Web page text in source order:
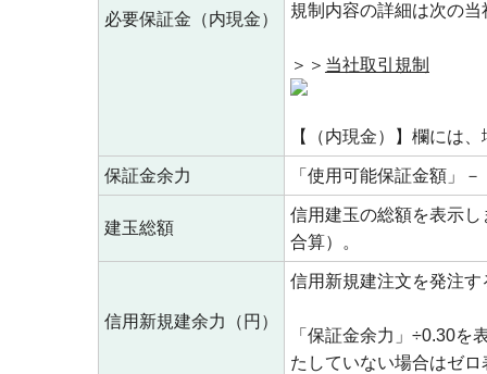
必要保証金（内現金）
規制内容の詳細は次の
＞＞ 当社取引規制
【（内現金）】欄には
保証金余力 「使用可能保証金額」
建玉総額
信用建玉の総額を表示
合算）。
信用新規建余力（円）
信用新規建注文を発注
「保証金余力」÷0.30を
たしていない場合はゼ